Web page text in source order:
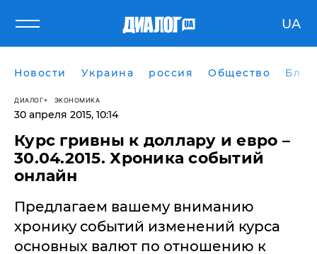
UA
Новости Украина россия Общество
ДИАЛОГ ЭКОНОМИКА
30 апреля 2015, 10:14
Курс гривны к доллару и евро –
30.04.2015. Хроника событий
онлайн
Предлагаем вашему вниманию
хронику событий изменений курса
основных валют по отношению к